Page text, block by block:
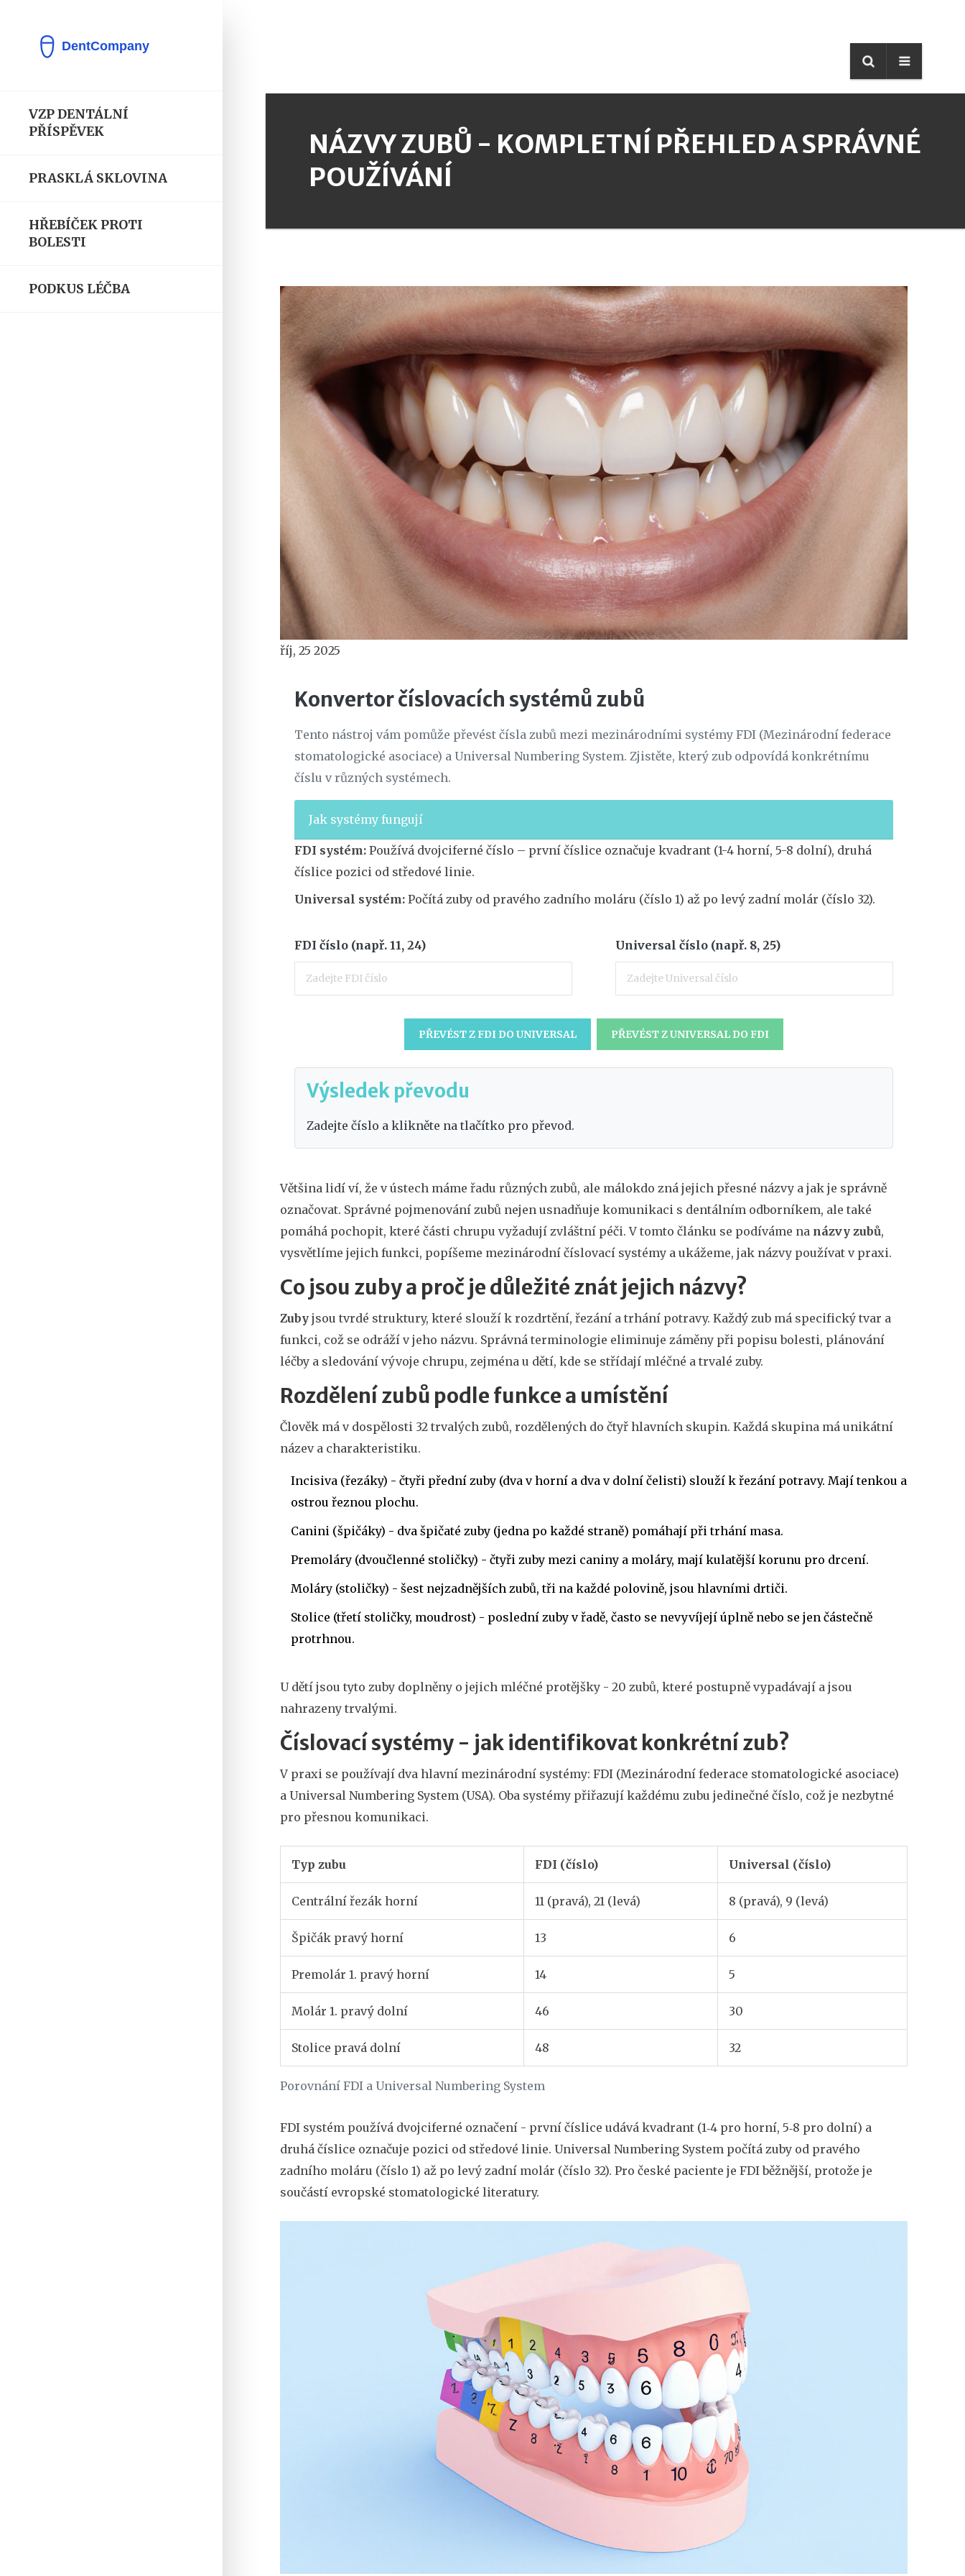
VZP DENTÁLNÍ
PŘÍSPĚVEK
PRASKLÁ SKLOVINA
HŘEBÍČEK PROTI
BOLESTI
PODKUS LÉČBA
NÁZVY ZUBŮ - KOMPLETNÍ PŘEHLED A SPRÁVNÉ
POUŽÍVÁNÍ
říj, 25 2025
Konvertor číslovacích systémů zubů
Tento nástroj vám pomůže převést čísla zubů mezi mezinárodními systémy FDI (Mezinárodní federace
stomatologické asociace) a Universal Numbering System. Zjistěte, který zub odpovídá konkrétnímu
číslu v různých systémech.
Jak systémy fungují
FDI systém: Používá dvojciferné číslo – první číslice označuje kvadrant (1-4 horní, 5-8 dolní), druhá
číslice pozici od středové linie.
Universal systém: Počítá zuby od pravého zadního moláru (číslo 1) až po levý zadní molár (číslo 32).
FDI číslo (např. 11, 24) Universal číslo (např. 8, 25)
PŘEVÉST Z FDI DO UNIVERSAL PŘEVÉST Z UNIVERSAL DO FDI
Výsledek převodu
Zadejte číslo a klikněte na tlačítko pro převod.
Většina lidí ví, že v ústech máme řadu různých zubů, ale málokdo zná jejich přesné názvy a jak je správně
označovat. Správné pojmenování zubů nejen usnadňuje komunikaci s dentálním odborníkem, ale také
pomáhá pochopit, které části chrupu vyžadují zvláštní péči. V tomto článku se podíváme na názvy zubů,
vysvětlíme jejich funkci, popíšeme mezinárodní číslovací systémy a ukážeme, jak názvy používat v praxi.
Co jsou zuby a proč je důležité znát jejich názvy?
Zuby jsou tvrdé struktury, které slouží k rozdrtění, řezání a trhání potravy. Každý zub má specifický tvar a
funkci, což se odráží v jeho názvu. Správná terminologie eliminuje záměny při popisu bolesti, plánování
léčby a sledování vývoje chrupu, zejména u dětí, kde se střídají mléčné a trvalé zuby.
Rozdělení zubů podle funkce a umístění
Člověk má v dospělosti 32 trvalých zubů, rozdělených do čtyř hlavních skupin. Každá skupina má unikátní
název a charakteristiku.
Incisiva (řezáky) - čtyři přední zuby (dva v horní a dva v dolní čelisti) slouží k řezání potravy. Mají tenkou a
ostrou řeznou plochu.
Canini (špičáky) - dva špičaté zuby (jedna po každé straně) pomáhají při trhání masa.
Premoláry (dvoučlenné stoličky) - čtyři zuby mezi caniny a moláry, mají kulatější korunu pro drcení.
Moláry (stoličky) - šest nejzadnějších zubů, tři na každé polovině, jsou hlavními drtiči.
Stolice (třetí stoličky, moudrost) - poslední zuby v řadě, často se nevyvíjejí úplně nebo se jen částečně
protrhnou.
U dětí jsou tyto zuby doplněny o jejich mléčné protějšky - 20 zubů, které postupně vypadávají a jsou
nahrazeny trvalými.
Číslovací systémy - jak identifikovat konkrétní zub?
V praxi se používají dva hlavní mezinárodní systémy: FDI (Mezinárodní federace stomatologické asociace)
a Universal Numbering System (USA). Oba systémy přiřazují každému zubu jedinečné číslo, což je nezbytné
pro přesnou komunikaci.
Porovnání FDI a Universal Numbering System
Typ zubu FDI (číslo) Universal (číslo)
Centrální řezák horní 11 (pravá), 21 (levá) 8 (pravá), 9 (levá)
Špičák pravý horní 13 6
Premolár 1. pravý horní 14 5
Molár 1. pravý dolní 46 30
Stolice pravá dolní 48 32
FDI systém používá dvojciferné označení - první číslice udává kvadrant (1‑4 pro horní, 5‑8 pro dolní) a
druhá číslice označuje pozici od středové linie. Universal Numbering System počítá zuby od pravého
zadního moláru (číslo 1) až po levý zadní molár (číslo 32). Pro české paciente je FDI běžnější, protože je
součástí evropské stomatologické literatury.